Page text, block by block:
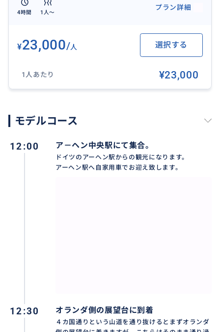
こちらはフランス語のこの地域の地図で
Pays-bas がオランダ
Allemagne がドイツなのですが、
オランダの中のVaals（ファルス）がこの３ヵ国国境地
塔に登れば、３ヵ国のそれぞれの違った景色が楽しめ
4時間 1人〜
プラン詳細
¥23,000/人 選択する
1人あたり ¥23,000
モデルコース
12:00 ア－ヘン中央駅にて集合。
ドイツのアーヘン駅からの観光になります。
アーヘン駅へ自家用車でお迎え致します。
12:30 オランダ側の展望台に到着
４カ国通りという山道を通り抜けるとまずオランダ